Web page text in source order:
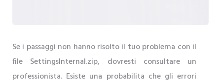
Se i passaggi non hanno risolto il tuo problema con il
file SettingsInternal.zip, dovresti consultare un
professionista. Esiste una probabilita che gli errori